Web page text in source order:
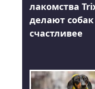
лакомства
делают собак
счастливее